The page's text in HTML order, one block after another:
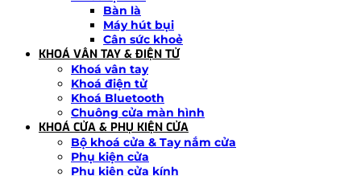
Bàn là
Máy hút bụi
Cân sức khoẻ
KHOÁ VÂN TAY & ĐIỆN TỬ
Khoá vân tay
Khoá điện tử
Khoá Bluetooth
Chuông cửa màn hình
KHOÁ CỬA & PHỤ KIỆN CỬA
Bộ khoá cửa & Tay nắm cửa
Phụ kiện cửa
Phụ kiện cửa kính